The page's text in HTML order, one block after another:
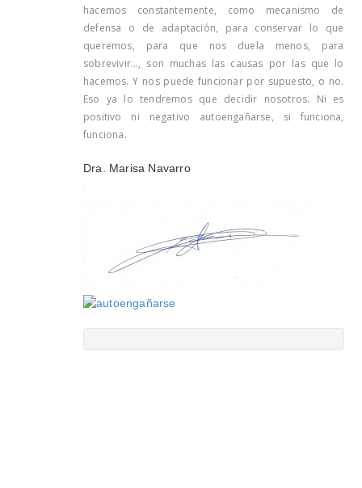
hacemos constantemente, como mecanismo de
defensa o de adaptación, para conservar lo que
queremos, para que nos duela menos, para
sobrevivir…, son muchas las causas por las que lo
hacemos. Y nos puede funcionar por supuesto, o no.
Eso ya lo tendremos que decidir nosotros. Ni es
positivo ni negativo autoengañarse, si funciona,
funciona.
Dra. Marisa Navarro